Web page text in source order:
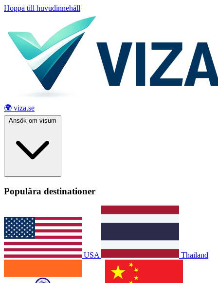
Hoppa till huvudinnehåll
🌍 viza.se
Ansök om visum
Populära destinationer
USA Thailand